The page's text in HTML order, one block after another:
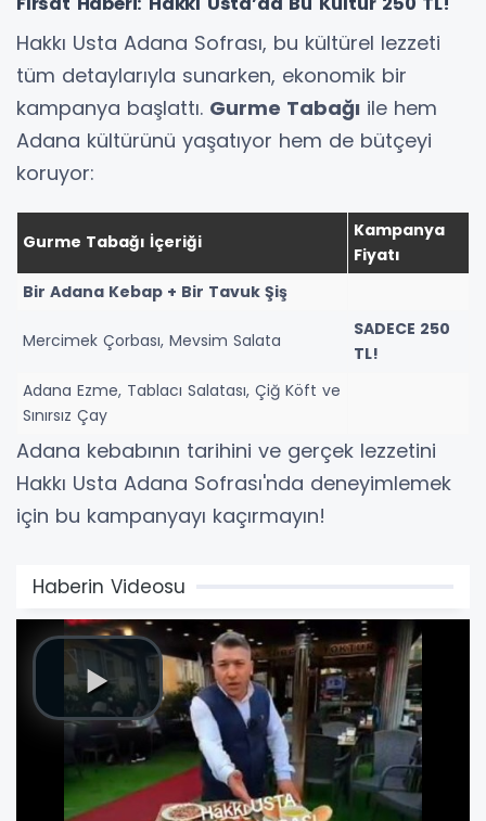
Hakkı Usta Adana Sofrası, bu kültürel lezzeti
tüm detaylarıyla sunarken, ekonomik bir
kampanya başlattı. Gurme Tabağı ile hem
Adana kültürünü yaşatıyor hem de bütçeyi
koruyor:
Gurme Tabağı İçeriği
Kampanya
Fiyatı
Bir Adana Kebap + Bir Tavuk Şiş
Mercimek Çorbası, Mevsim Salata
SADECE 250
TL!
Adana Ezme, Tablacı Salatası, Çiğ Köft ve
Sınırsız Çay
Adana kebabının tarihini ve gerçek lezzetini
Hakkı Usta Adana Sofrası'nda deneyimlemek
için bu kampanyayı kaçırmayın!
Haberin Videosu